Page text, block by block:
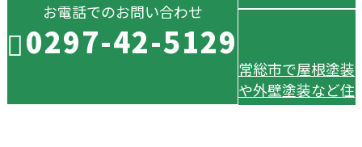
お電話でのお問い合わせ
0297-42-5129
常総市で屋根塗装
や外壁塗装など住